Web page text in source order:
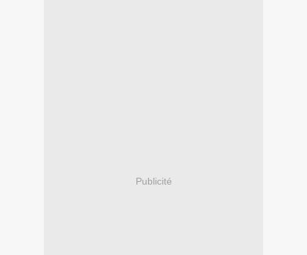
Publicité